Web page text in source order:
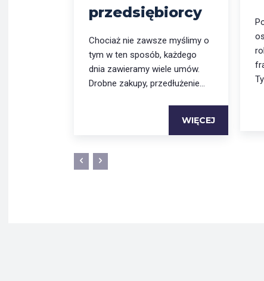
przedsiębiorcy
Chociaż nie zawsze myślimy o
tym w ten sposób, każdego
dnia zawieramy wiele umów.
Drobne zakupy, przedłużenie...
WIĘCEJ